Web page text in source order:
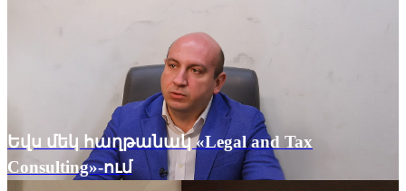
Եվս մեկ հաղթանակ «Legal and Tax
Consulting»-ում